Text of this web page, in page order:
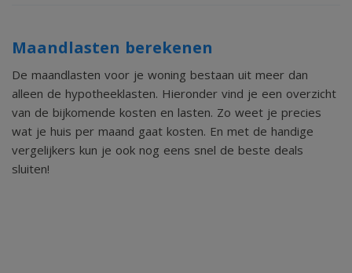
Maandlasten berekenen
De maandlasten voor je woning bestaan uit meer dan
alleen de hypotheeklasten. Hieronder vind je een overzicht
van de bijkomende kosten en lasten. Zo weet je precies
wat je huis per maand gaat kosten. En met de handige
vergelijkers kun je ook nog eens snel de beste deals
sluiten!